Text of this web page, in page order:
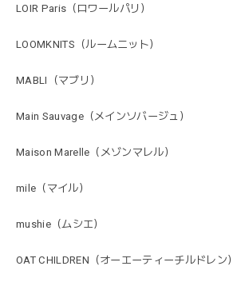
LOIR Paris（ロワールパリ）
LOOMKNITS（ルームニット）
MABLI（マブリ）
Main Sauvage（メインソバージュ）
Maison Marelle（メゾンマレル）
mile（マイル）
mushie（ムシエ）
OAT CHILDREN（オーエーティーチルドレン）